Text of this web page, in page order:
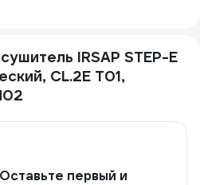
IRSAP STEP-E
CL.2E T01,
первый и